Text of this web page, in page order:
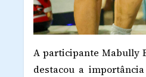
A participante Mabully
destacou a